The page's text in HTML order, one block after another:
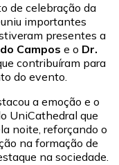
de celebração da
importantes
presentes a
Campos e o Dr.
contribuíram para
do evento.
a emoção e o
UniCathedral que
noite, reforçando o
na formação de
na sociedade.